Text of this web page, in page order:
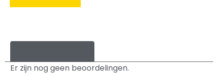
Er zijn nog geen beoordelingen.